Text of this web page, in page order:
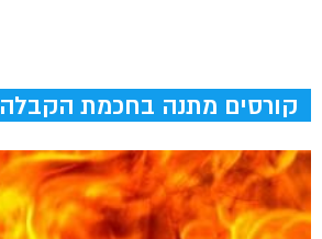
קורסים מתנה בחכמת הקבלה